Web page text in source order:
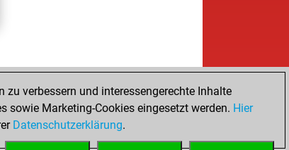
verbessern und interessengerechte Inhalte
sowie Marketing-Cookies eingesetzt werden. Hier
Datenschutzerklärung.